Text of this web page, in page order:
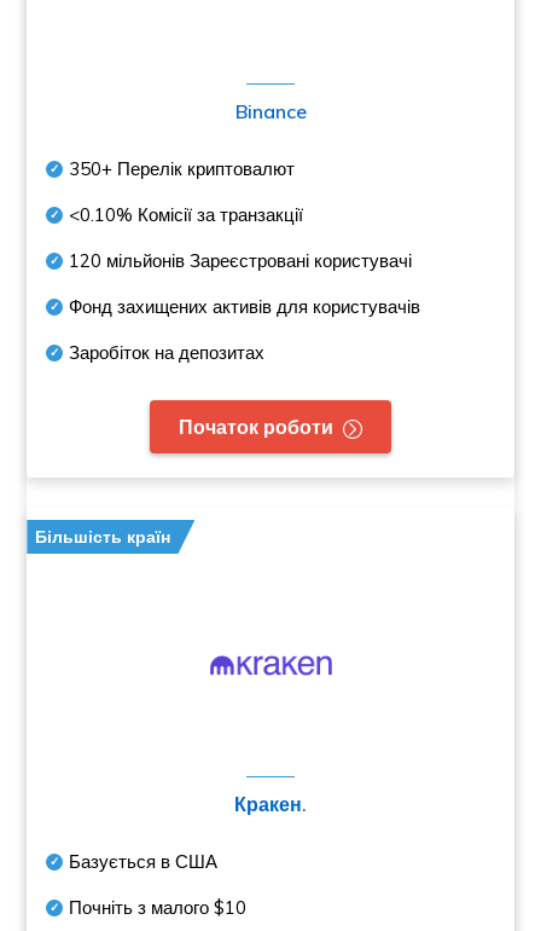
Binance
350+ Перелік криптовалют
<0.10% Комісії за транзакції
120 мільйонів Зареєстровані користувачі
Фонд захищених активів для користувачів
Заробіток на депозитах
Початок роботи
Більшість країн
Кракен.
Базується в США
Почніть з малого$10